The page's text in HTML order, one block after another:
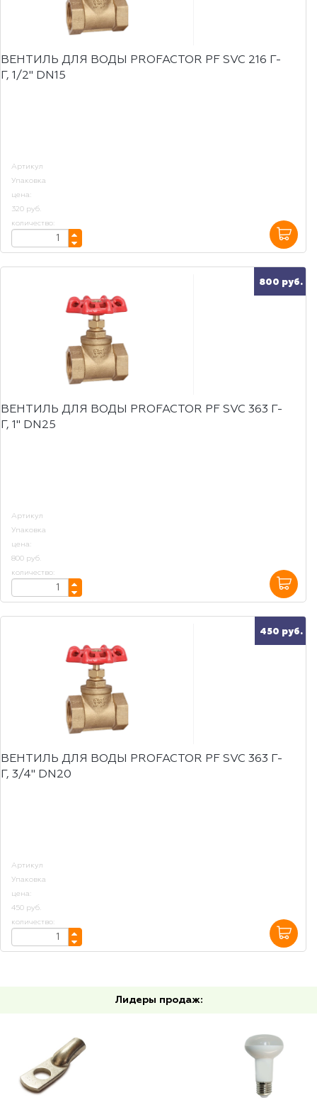
ВЕНТИЛЬ ДЛЯ ВОДЫ PROFACTOR PF SVC 216 Г-
Г, 1/2" DN15
Артикул
Упаковка
цена:
320 руб.
количество:
800 руб.
ВЕНТИЛЬ ДЛЯ ВОДЫ PROFACTOR PF SVC 363 Г-
Г, 1" DN25
Артикул
Упаковка
цена:
800 руб.
количество:
450 руб.
ВЕНТИЛЬ ДЛЯ ВОДЫ PROFACTOR PF SVC 363 Г-
Г, 3/4" DN20
Артикул
Упаковка
цена:
450 руб.
количество:
Лидеры продаж: